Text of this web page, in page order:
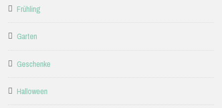
Frühling
Garten
Geschenke
Halloween